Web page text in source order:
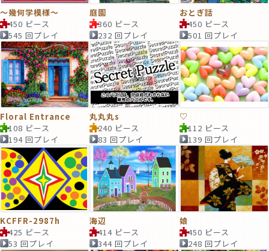
～幾何学模様～
450 ピース
545 回プレイ
庭園
360 ピース
232 回プレイ
おとぎ話
450 ピース
501 回プレイ
Floral Entrance
108 ピース
194 回プレイ
丸丸丸s
240 ピース
83 回プレイ
♡
112 ピース
139 回プレイ
KCFFR-2987h
425 ピース
53 回プレイ
海辺
414 ピース
344 回プレイ
娘
450 ピース
248 回プレイ